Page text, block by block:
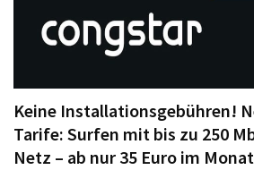
Keine Installationsgebühren!
Tarife: Surfen mit bis zu 250
Netz – ab nur 35 Euro im Monat